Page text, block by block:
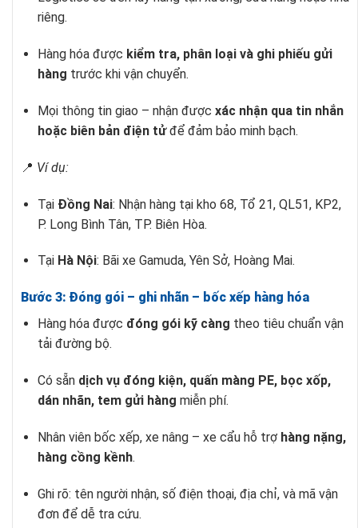
riêng.
Hàng hóa được kiểm tra, phân loại và ghi phiếu gửi
hàng trước khi vận chuyển.
Mọi thông tin giao – nhận được xác nhận qua tin nhắn
hoặc biên bản điện tửđể đảm bảo minh bạch.
📍 Ví dụ:
Tại Đồng Nai: Nhận hàng tại kho 68, Tổ 21, QL51, KP2,
P. Long Bình Tân, TP. Biên Hòa.
Tại Hà Nội: Bãi xe Gamuda, Yên Sở, Hoàng Mai.
Bước 3: Đóng gói – ghi nhãn – bốc xếp hàng hóa
Hàng hóa được đóng gói kỹ càng theo tiêu chuẩn vận
tải đường bộ.
Có sẵn dịch vụ đóng kiện, quấn màng PE, bọc xốp,
dán nhãn, tem gửi hàng miễn phí.
Nhân viên bốc xếp, xe nâng – xe cẩu hỗ trợ hàng nặng,
hàng cồng kềnh.
Ghi rõ: tên người nhận, số điện thoại, địa chỉ, và mã vận
đơn để dễ tra cứu.